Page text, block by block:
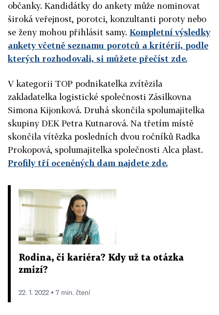
občanky. Kandidátky do ankety může nominovat
široká veřejnost, porotci, konzultanti poroty nebo
se ženy mohou přihlásit samy. Kompletní výsledky
ankety včetně seznamu porotců a kritérií, podle
kterých rozhodovali, si můžete přečíst zde.
V kategorii TOP podnikatelka zvítězila
zakladatelka logistické společnosti Zásilkovna
Simona Kijonková. Druhá skončila spolumajitelka
skupiny DEK Petra Kutnarová. Na třetím místě
skončila vítězka posledních dvou ročníků Radka
Prokopová, spolumajitelka společnosti Alca plast.
Profily tří oceněných dam najdete zde.
Rodina, či kariéra? Kdy už ta otázka
zmizí?
22. 1. 2022 ▪ 7 min. čtení